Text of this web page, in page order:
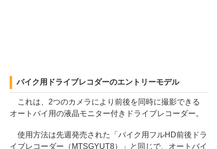
バイク用ドライブレコダーのエントリーモデル
これは、2つのカメラにより前後を同時に撮影できる
オートバイ用の液晶モニター付きドライブレコーダー。
使用方法は先週発売された「バイク用フルHD前後ドラ
イブレコーダー（MTSGYUT8）」と同じで、オートバイ